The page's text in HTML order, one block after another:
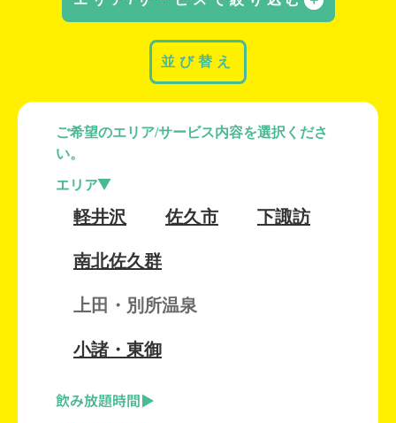
ご希望のエリア/サービス内容を選択くださ
い。
エリア
軽井沢 佐久市 下諏訪
南北佐久群
上田・別所温泉
小諸・東御
飲み放題時間
並び替え